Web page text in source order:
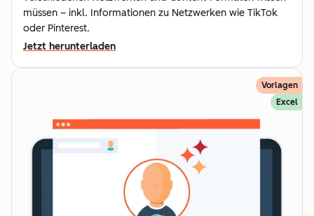
müssen – inkl. Informationen zu Netzwerken wie TikTok
oder Pinterest.
Jetzt herunterladen
Vorlagen
Excel